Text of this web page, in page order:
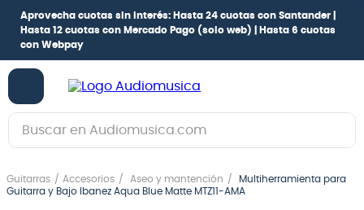
Aprovecha cuotas sin interés: Hasta 24 cuotas con Santander |
Hasta 12 cuotas con Mercado Pago (solo web) |
Hasta 6 cuotas
con Webpay
Buscar en Audiomusica.com
Guitarras Accesorios Aseo y mantención
Multiherramienta para
Guitarra y Bajo Ibanez Aqua Blue Matte MTZ11-AMA
1.
guitarra electrica